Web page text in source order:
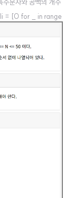
수문자와 공백의 개수
li = [0 for _ in range
and i